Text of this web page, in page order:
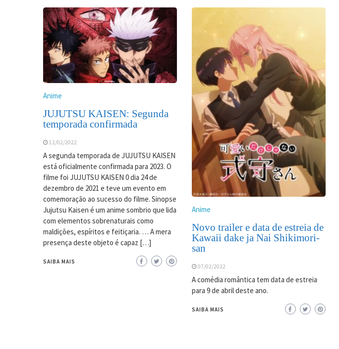
Anime
JUJUTSU KAISEN: Segunda
temporada confirmada
12/02/2022
A segunda temporada de JUJUTSU KAISEN
está oficialmente confirmada para 2023. O
filme foi JUJUTSU KAISEN 0 dia 24 de
dezembro de 2021 e teve um evento em
comemoração ao sucesso do filme. Sinopse
Jujutsu Kaisen é um anime sombrio que lida
com elementos sobrenaturais como
maldições, espíritos e feitiçaria. … A mera
presença deste objeto é capaz […]
SAIBA MAIS
Anime
Novo trailer e data de estreia de
Kawaii dake ja Nai Shikimori-
san
07/02/2022
A comédia romântica tem data de estreia
para 9 de abril deste ano.
SAIBA MAIS